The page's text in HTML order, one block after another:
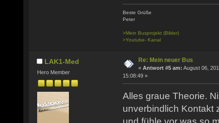
Beste Grüße
Peter
>Mein Busprojekt (Bilder)
>Youtube- Kanal
LAK1-Med
Hero Member
Re: Mein neuer Bus
« Antwort #5 am: August 06,
15:08:49 »
Alles graue Theorie.
unverbindlich Kontakt